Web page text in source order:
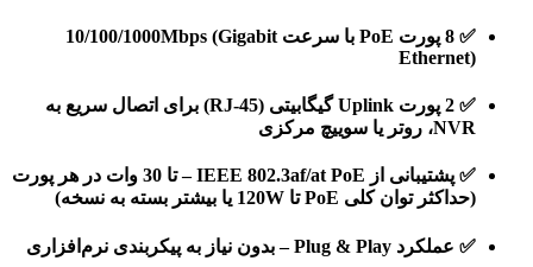
✅
8 پورت PoE با سرعت 10/100/1000Mbps (Gigabit
Ethernet)
✅ 2 پورت Uplink گیگابیتی (RJ-45)
برای اتصال سریع به
NVR، روتر یا سوییچ مرکزی
✅ پشتیبانی از IEEE 802.3af/at PoE
– تا 30 وات در هر پورت
(حداکثر توان کلی PoE تا 120W یا بیشتر بسته به نسخه)
✅ عملکرد Plug & Play– بدون نیاز به پیکربندی نرم‌افزاری